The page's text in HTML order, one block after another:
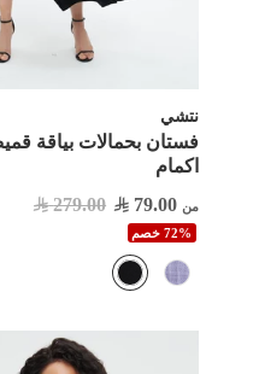
نتشي
فستان بحمالات بياقة
اكمام
من 79.00
279.00
72% خصم